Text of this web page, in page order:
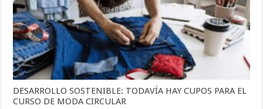
DESARROLLO SOSTENIBLE: TODAVÍA HAY CUPOS PARA EL
CURSO DE MODA CIRCULAR